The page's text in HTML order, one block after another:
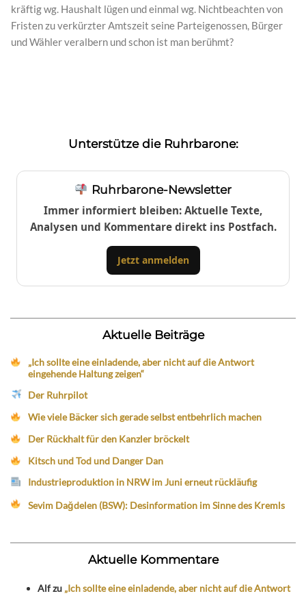
kräftig wg. Haushalt lügen und einmal wg. Nichtbeachten von
Fristen zu verkürzter Amtszeit seine Parteigenossen, Bürger
und Wähler veralbern und schon ist man berühmt?
Unterstütze die Ruhrbarone:
Ruhrbarone-Newsletter
Immer informiert bleiben: Aktuelle Texte,
Analysen und Kommentare direkt ins Postfach.
Jetzt anmelden
Aktuelle Beiträge
„Ich sollte eine einladende, aber nicht auf die Antwort
eingehende Haltung zeigen“
Der Ruhrpilot
Wie viele Bäcker sich gerade selbst entbehrlich machen
Der Rückhalt für den Kanzler bröckelt
Kitsch und Tod und Danger Dan
Industrieproduktion in NRW im Juni erneut rückläufig
Sevim Dağdelen (BSW): Desinformation im Sinne des Kremls
Aktuelle Kommentare
Alfzu „Ich sollte eine einladende, aber nicht auf die Antwort